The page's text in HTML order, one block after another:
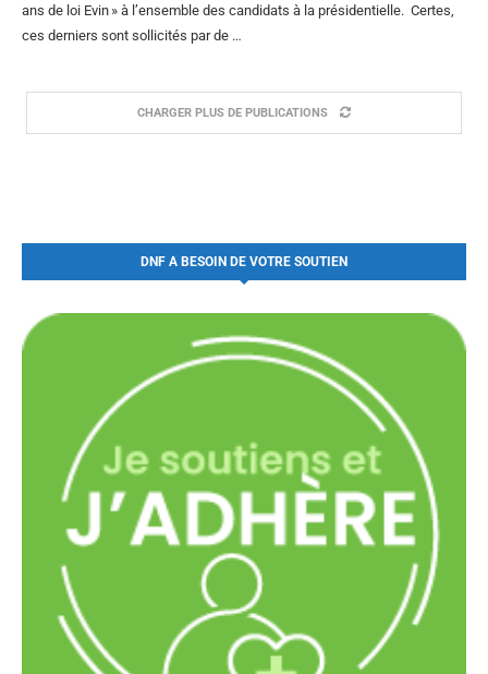
ans de loi Evin » à l’ensemble des candidats à la présidentielle. Certes,
ces derniers sont sollicités par de …
CHARGER PLUS DE PUBLICATIONS
DNF A BESOIN DE VOTRE SOUTIEN